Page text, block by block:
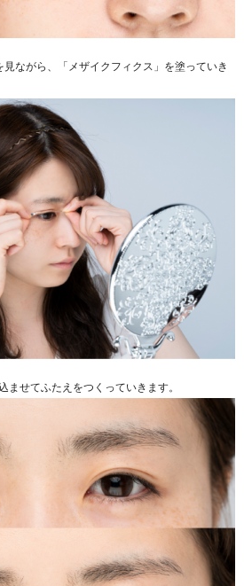
ながら、「メザイクフィクス」を塗っていき
せてふたえをつくっていきます。